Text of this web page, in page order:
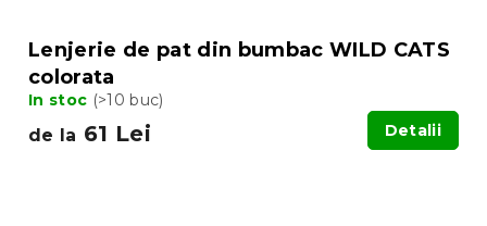
Lenjerie de pat din bumbac WILD CATS
colorata
In stoc (>10 buc)
de la 61 Lei Detalii